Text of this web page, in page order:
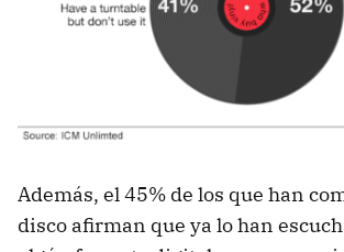
Además, el 45% de los que han
disco afirman que ya lo han